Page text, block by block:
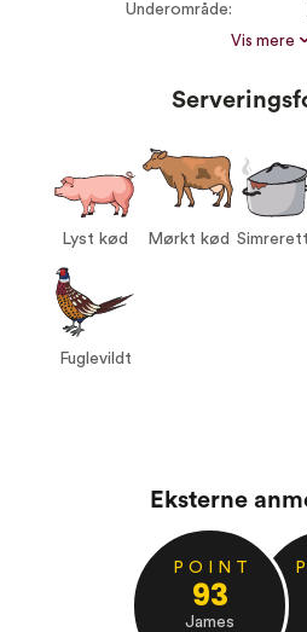
Underområde:
Alkohol %:
Proptype:
Vis mere
Lyst kød Mørkt kød
Fuglevildt
Eksterne
P O I N T
93
James